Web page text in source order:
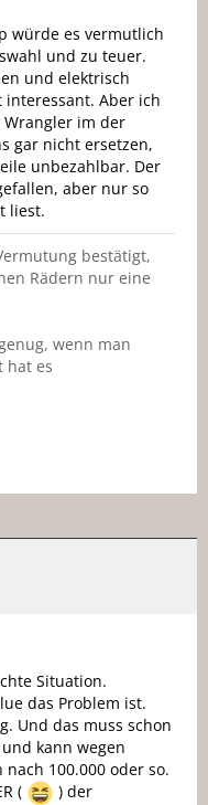
würde es vermutlich
und zu teuer.
und elektrisch
interessant. Aber ich
im der
gar nicht ersetzen,
unbezahlbar. Der
aber nur so
liest.
bestätigt,
Rädern nur eine
wenn man
hat es
Situation.
das Problem ist.
Und das muss schon
kann wegen
100.000 oder so.
(
) der